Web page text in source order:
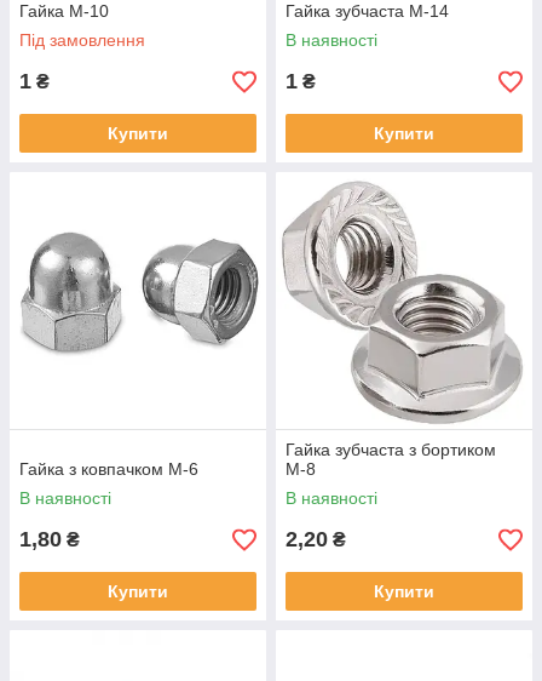
Гайка М-10
Під замовлення
1 ₴
Купити
Гайка зубчаста М-14
В наявності
1 ₴
Купити
Гайка з ковпачком М-6
В наявності
1,80 ₴
Купити
Гайка зубчаста з бортиком
М-8
В наявності
2,20 ₴
Купити